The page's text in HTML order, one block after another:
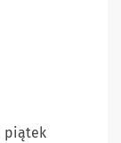
piątek